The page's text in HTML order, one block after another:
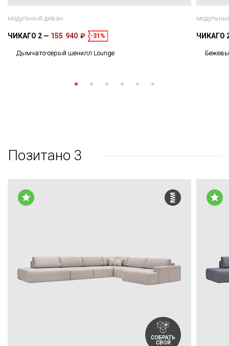
модульный диван
ЧИКАГО 2 155 940 ₽ -31%
Дымчато-серый шенилл Lounge
ЧИКАГО
Позитано 3
СОБРАТЬ
СВОЙ